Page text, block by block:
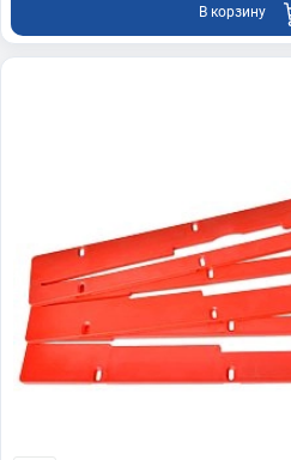
В корзину